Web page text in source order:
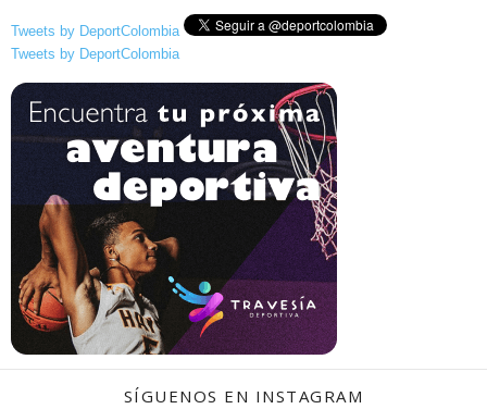
Tweets by DeportColombia
Tweets by DeportColombia
SÍGUENOS EN INSTAGRAM